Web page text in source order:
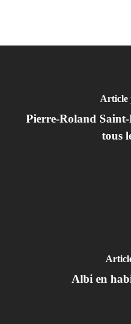
Article
Pierre-Roland
tous
Albi en